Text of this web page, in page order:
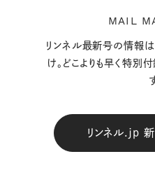
MAIL
リンネル最新号の情報
け。どこよりも早く特別
リンネル.jp